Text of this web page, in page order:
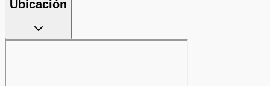
Ubicación